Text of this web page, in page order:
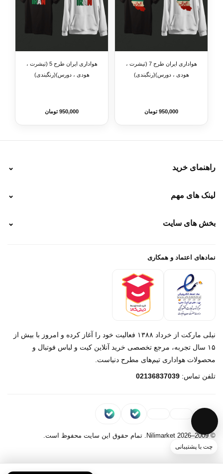
هواداری ایران طرح 7 (تیشرت ،
هودی ، دورس)(رنگبندی)
950,000 تومان
هواداری ایران طرح 5 (تیشرت ،
هودی ، دورس)(رنگبندی)
950,000 تومان
راهنمای خرید ⌄
نحوه پرداخت
راهنمای سفارش
لینک های مهم ⌄
رهگیری تیپاکس
خرید لباس جدید بارسلونا 2025/2026
بخش های سایت ⌄
پرداخت باز
تماس با ما
نمادهای اعتماد و همکاری
نیلی مارکت از خرداد ۱۳۸۸ فعالیت خود را آغاز کرده و امروز با بیش از
۱۵ سال تجربه، مرجع تخصصی خرید آنلاین کیت و لباس فوتبال و
محصولات هواداری تیم‌های مطرح دنیاست.
تلفن تماس: 02136837039
© 2009–2026 Nilimarket. تمام حقوق این سایت محفوظ است.
چت با پشتیبانی
پشتیبانی روبیکا‌
پشتیبانی بله